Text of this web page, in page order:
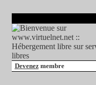
Devenezmembre